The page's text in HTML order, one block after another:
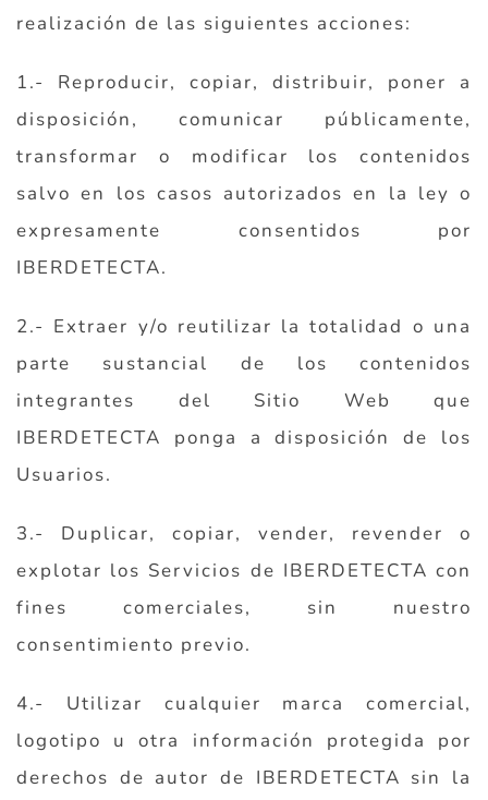
realización de las siguientes acciones:
1.- Reproducir, copiar, distribuir, poner a
disposición, comunicar públicamente,
transformar o modificar los contenidos
salvo en los casos autorizados en la ley o
expresamente consentidos por
IBERDETECTA.
2.- Extraer y/o reutilizar la totalidad o una
parte sustancial de los contenidos
integrantes del Sitio Web que
IBERDETECTA ponga a disposición de los
Usuarios.
3.- Duplicar, copiar, vender, revender o
explotar los Servicios de IBERDETECTA con
fines comerciales, sin nuestro
consentimiento previo.
4.- Utilizar cualquier marca comercial,
logotipo u otra información protegida por
derechos de autor de IBERDETECTA sin la